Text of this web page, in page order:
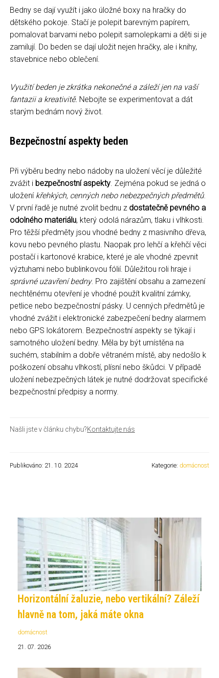
Bedny se dají využít i jako úložné boxy na hračky do
dětského pokoje. Stačí je polepit barevným papírem,
pomalovat barvami nebo polepit samolepkami a děti si je
zamilují. Do beden se dají uložit nejen hračky, ale i knihy,
stavebnice nebo oblečení.
Využití beden je zkrátka nekonečné a záleží jen na vaší
fantazii a kreativitě. Nebojte se experimentovat a dát
starým bednám nový život.
Bezpečnostní aspekty beden
Při výběru bedny nebo nádoby na uložení věcí je důležité
zvážit i bezpečnostní aspekty. Zejména pokud se jedná o
uložení křehkých, cenných nebo nebezpečných předmětů.
V první řadě je nutné zvolit bednu z dostatečně pevného a
odolného materiálu, který odolá nárazům, tlaku i vlhkosti.
Pro těžší předměty jsou vhodné bedny z masivního dřeva,
kovu nebo pevného plastu. Naopak pro lehčí a křehčí věci
postačí i kartonové krabice, které je ale vhodné zpevnit
výztuhami nebo bublinkovou fólií. Důležitou roli hraje i
správné uzavření bedny. Pro zajištění obsahu a zamezení
nechtěnému otevření je vhodné použít kvalitní zámky,
petlice nebo bezpečnostní pásky. U cenných předmětů je
vhodné zvážit i elektronické zabezpečení bedny alarmem
nebo GPS lokátorem. Bezpečnostní aspekty se týkají i
samotného uložení bedny. Měla by být umístěna na
suchém, stabilním a dobře větraném místě, aby nedošlo k
poškození obsahu vlhkostí, plísní nebo škůdci. V případě
uložení nebezpečných látek je nutné dodržovat specifické
bezpečnostní předpisy a normy.
Našli jste v článku chybu?Kontaktujte nás
Publikováno: 21. 10. 2024 Kategorie: domácnost
Horizontální žaluzie, nebo vertikální? Záleží
hlavně na tom, jaká máte okna
domácnost
21. 07. 2026